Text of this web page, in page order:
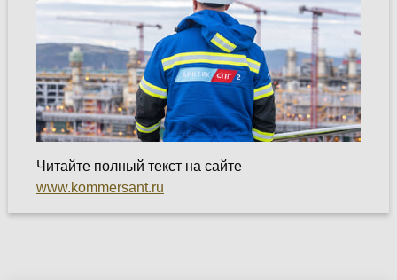
Читайте полный текст на сайте
www.kommersant.ru